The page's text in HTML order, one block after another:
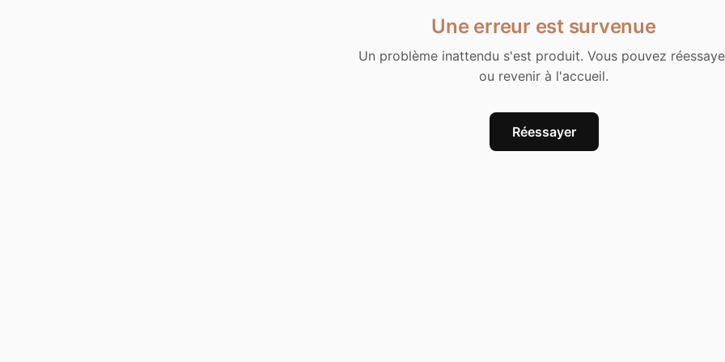
Une erreur est survenue
Un problème inattendu s'est produit. Vous pouvez
ou revenir à l'accueil.
Réessayer